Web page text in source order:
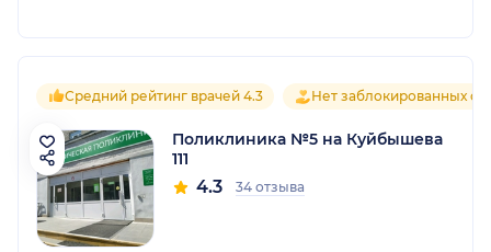
Средний рейтинг врачей 4.3 Нет заблокированных
Поликлиника №5 на Куйбышева
111
4.3 34 отзыва